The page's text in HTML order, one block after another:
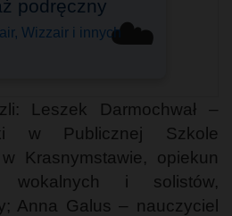
☁️
przez tysiące
Leszek Darmochwał –
w Publicznej Szkole
Krasnymstawie, opiekun
wokalnych i solistów,
Anna Galus – nauczyciel